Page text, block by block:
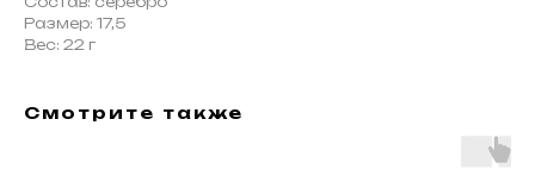
Размер: 17,5
Вес: 22 г
Смотрите также